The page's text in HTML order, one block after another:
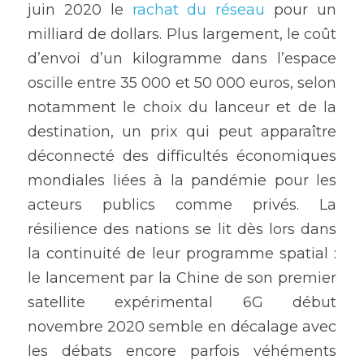
juin 2020 le rachat du réseau
pour un
milliard de dollars. Plus largement, le coût
d’envoi d’un kilogramme dans l’espace
oscille entre 35 000 et 50 000 euros, selon
notamment le choix du lanceur et de la
destination, un prix qui peut apparaître
déconnecté des difficultés économiques
mondiales liées à la pandémie pour les
acteurs publics comme privés. La
résilience des nations se lit dès lors dans
la continuité de leur programme spatial :
le lancement par la Chine de son premier
satellite expérimental 6G début
novembre 2020 semble en décalage avec
les débats encore parfois véhéments